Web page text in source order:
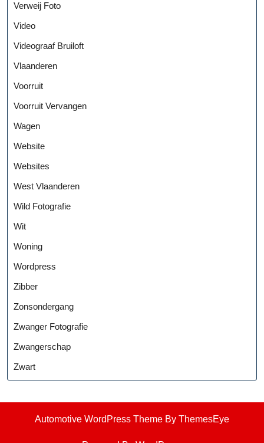
Verweij Foto
Video
Videograaf Bruiloft
Vlaanderen
Voorruit
Voorruit Vervangen
Wagen
Website
Websites
West Vlaanderen
Wild Fotografie
Wit
Woning
Wordpress
Zibber
Zonsondergang
Zwanger Fotografie
Zwangerschap
Zwart
Automotive WordPress Theme By ThemesEye